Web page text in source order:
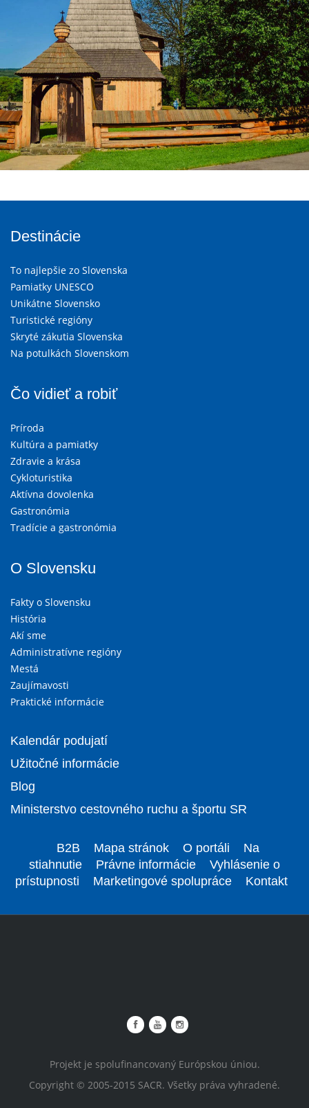
Destinácie
To najlepšie zo Slovenska
Pamiatky UNESCO
Unikátne Slovensko
Turistické regióny
Skryté zákutia Slovenska
Na potulkách Slovenskom
Čo vidieť a robiť
Príroda
Kultúra a pamiatky
Zdravie a krása
Cykloturistika
Aktívna dovolenka
Gastronómia
Tradície a gastronómia
O Slovensku
Fakty o Slovensku
História
Akí sme
Administratívne regióny
Mestá
Zaujímavosti
Praktické informácie
Kalendár podujatí
Užitočné informácie
Blog
Ministerstvo cestovného ruchu a športu SR
B2B Mapa stránok O portáli
Na
stiahnutie
Právne informácie
Vyhlásenie o
prístupnosti
Marketingové spolupráce Kontakt
Projekt je spolufinancovaný Európskou úniou.
Copyright © 2005-2015 SACR. Všetky práva vyhradené.